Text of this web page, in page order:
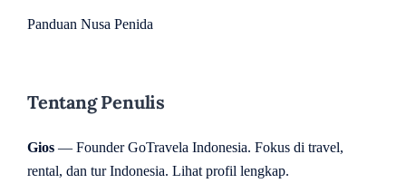
Panduan Nusa Penida
Tentang Penulis
Gios — Founder GoTravela Indonesia. Fokus di travel,
rental, dan tur Indonesia. Lihat profil lengkap.